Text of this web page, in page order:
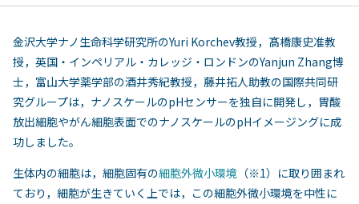
金沢大学ナノ生命科学研究所のYuri Korchev教授，髙橋康史准教
授，英国・インペリアル・カレッジ・ロンドンのYanjun Zhang博
士，富山大学薬学部の酒井秀紀教授，藤井拓人助教の国際共同研
究グループは，ナノスケールのpHセンサーを独自に開発し，胃酸
放出細胞やがん細胞表面でのナノスケールのpHイメージングに成
功しました。
生体内の細胞は，細胞固有の細胞外微小環境 （※1）に取り囲まれ
ており，細胞が生きていく上では，この細胞外微小環境を中性に